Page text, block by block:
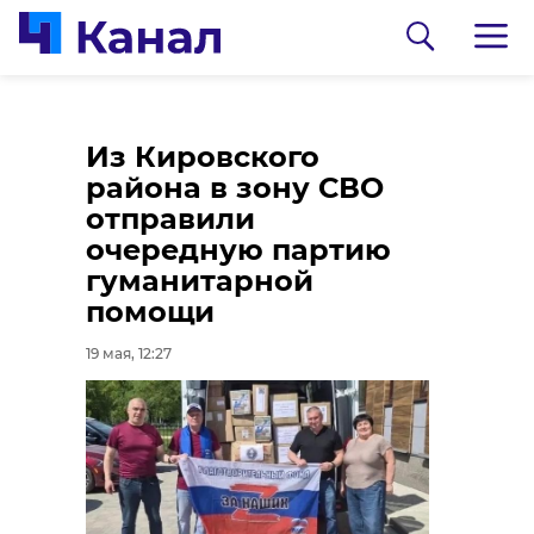
Из Кировского
района в зону СВО
отправили
очередную партию
гуманитарной
помощи
19 мая, 12:27
Над территорией
Ленобласти сбили
два БПЛА
19 мая, 12:09
0:00
Видео: УФСБ России по городу Санкт-
Петербургу и Ленинградской области
ФСБ задержала